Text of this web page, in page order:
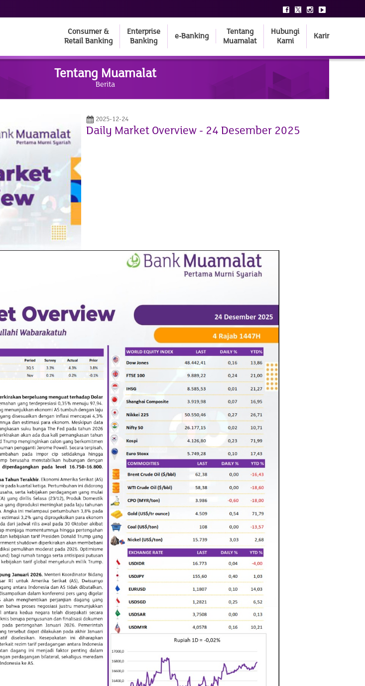
Consumer &
Retail Banking
Enterprise
Banking
e-Banking
Tentang
Muamalat
Hubungi
Kami
Karir
Tentang Muamalat
Berita
2025-12-24
Daily Market Overview - 24 Desember 2025